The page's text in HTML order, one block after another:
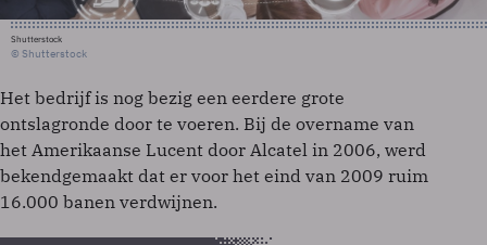
Shutterstock
© Shutterstock
Het bedrijf is nog bezig een eerdere grote
ontslagronde door te voeren. Bij de overname van
het Amerikaanse Lucent door Alcatel in 2006, werd
bekendgemaakt dat er voor het eind van 2009 ruim
16.000 banen verdwijnen.